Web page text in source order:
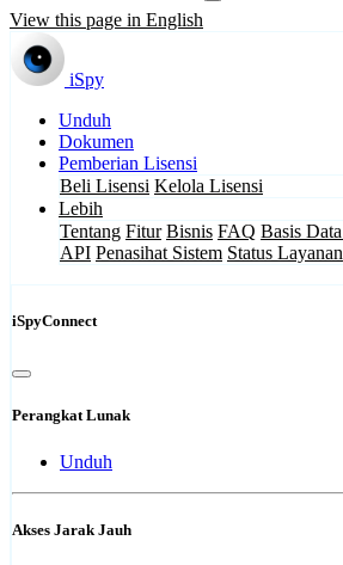
View this page in English
iSpy
Unduh
Dokumen
Pemberian Lisensi
Beli Lisensi Kelola Lisensi
Lebih
Tentang Fitur Bisnis FAQ Basis
API Penasihat Sistem Status Layanan
iSpyConnect
Perangkat Lunak
Unduh
Akses Jarak Jauh